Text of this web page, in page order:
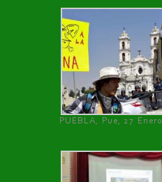
PUEBLA, Pue, 27 Enero